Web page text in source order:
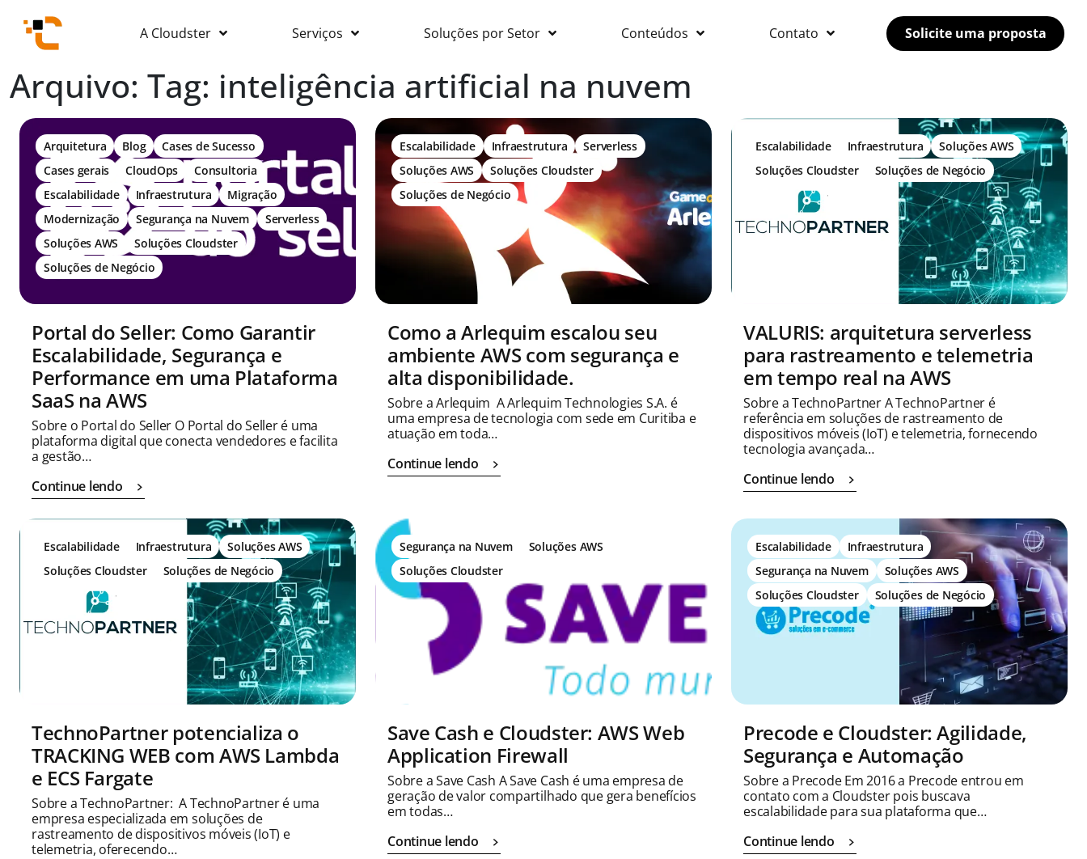
A Cloudster Serviços Soluções por Setor Conteúdos Contato Solicite uma proposta
Arquivo: Tag: inteligência artificial na nuvem
Arquitetura Blog
Cases de Sucesso
Cases gerais
CloudOps
Consultoria
Escalabilidade
Infraestrutura
Migração
Modernização
Segurança na Nuvem
Serverless
Soluções AWS
Soluções Cloudster
Soluções de Negócio
Portal do Seller: Como Garantir
Escalabilidade, Segurança e
Performance em uma Plataforma
SaaS na AWS
Sobre o Portal do Seller O Portal do Seller é uma
plataforma digital que conecta vendedores e facilita
a gestão…
Continue lendo
Escalabilidade Infraestrutura
Serverless
Soluções AWS
Soluções Cloudster
Soluções de Negócio
Como a Arlequim escalou seu
ambiente AWS com segurança e
alta disponibilidade.
Sobre a Arlequim A Arlequim Technologies S.A. é
uma empresa de tecnologia com sede em Curitiba e
atuação em toda…
Continue lendo
Escalabilidade Infraestrutura
Soluções AWS
Soluções Cloudster
Soluções de Negócio
VALURIS: arquitetura serverless
para rastreamento e telemetria
em tempo real na AWS
Sobre a TechnoPartner A TechnoPartner é
referência em soluções de rastreamento de
dispositivos móveis (IoT) e telemetria, fornecendo
tecnologia avançada…
Continue lendo
Escalabilidade Infraestrutura
Soluções AWS
Soluções Cloudster
Soluções de Negócio
TechnoPartner potencializa o
TRACKING WEB com AWS Lambda
e ECS Fargate
Sobre a TechnoPartner: A TechnoPartner é uma
empresa especializada em soluções de
rastreamento de dispositivos móveis (IoT) e
telemetria, oferecendo…
Segurança na Nuvem
Soluções AWS
Soluções Cloudster
Save Cash e Cloudster: AWS Web
Application Firewall
Sobre a Save Cash A Save Cash é uma empresa de
geração de valor compartilhado que gera benefícios
em todas…
Continue lendo
Escalabilidade
Infraestrutura
Segurança na Nuvem
Soluções AWS
Soluções Cloudster
Soluções de Negócio
Precode e Cloudster: Agilidade,
Segurança e Automação
Sobre a Precode Em 2016 a Precode entrou em
contato com a Cloudster pois buscava
escalabilidade para sua plataforma que…
Continue lendo